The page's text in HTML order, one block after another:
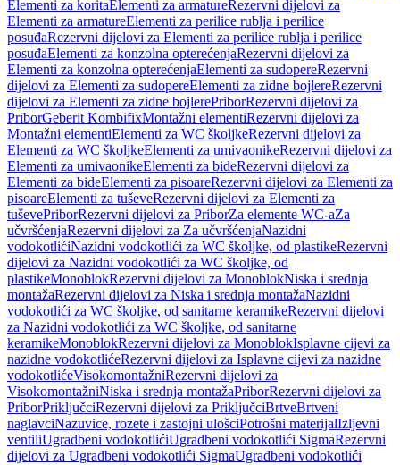
Elementi za koritaElementi za armatureRezervni dijelovi za
Elementi za armatureElementi za perilice rublja i perilice
posuđaRezervni dijelovi za Elementi za perilice rublja i perilice
posuđaElementi za konzolna opterećenjaRezervni dijelovi za
Elementi za konzolna opterećenjaElementi za sudopereRezervni
dijelovi za Elementi za sudopereElementi za zidne bojlereRezervni
dijelovi za Elementi za zidne bojlerePriborRezervni dijelovi za
PriborGeberit KombifixMontažni elementiRezervni dijelovi za
Montažni elementiElementi za WC školjkeRezervni dijelovi za
Elementi za WC školjkeElementi za umivaonikeRezervni dijelovi za
Elementi za umivaonikeElementi za bideRezervni dijelovi za
Elementi za bideElementi za pisoareRezervni dijelovi za Elementi za
pisoareElementi za tuševeRezervni dijelovi za Elementi za
tuševePriborRezervni dijelovi za PriborZa elemente WC-aZa
učvršćenjaRezervni dijelovi za Za učvršćenjaNazidni
vodokotlićiNazidni vodokotlići za WC školjke, od plastikeRezervni
dijelovi za Nazidni vodokotlići za WC školjke, od
plastikeMonoblokRezervni dijelovi za MonoblokNiska i srednja
montažaRezervni dijelovi za Niska i srednja montažaNazidni
vodokotlići za WC školjke, od sanitarne keramikeRezervni dijelovi
za Nazidni vodokotlići za WC školjke, od sanitarne
keramikeMonoblokRezervni dijelovi za MonoblokIsplavne cijevi za
nazidne vodokotlićeRezervni dijelovi za Isplavne cijevi za nazidne
vodokotlićeVisokomontažniRezervni dijelovi za
VisokomontažniNiska i srednja montažaPriborRezervni dijelovi za
PriborPriključciRezervni dijelovi za PriključciBrtveBrtveni
naglavciNazuvice, rozete i zastojni ulošciPotrošni materijalIzljevni
ventiliUgradbeni vodokotlićiUgradbeni vodokotlići SigmaRezervni
dijelovi za Ugradbeni vodokotlići SigmaUgradbeni vodokotlići